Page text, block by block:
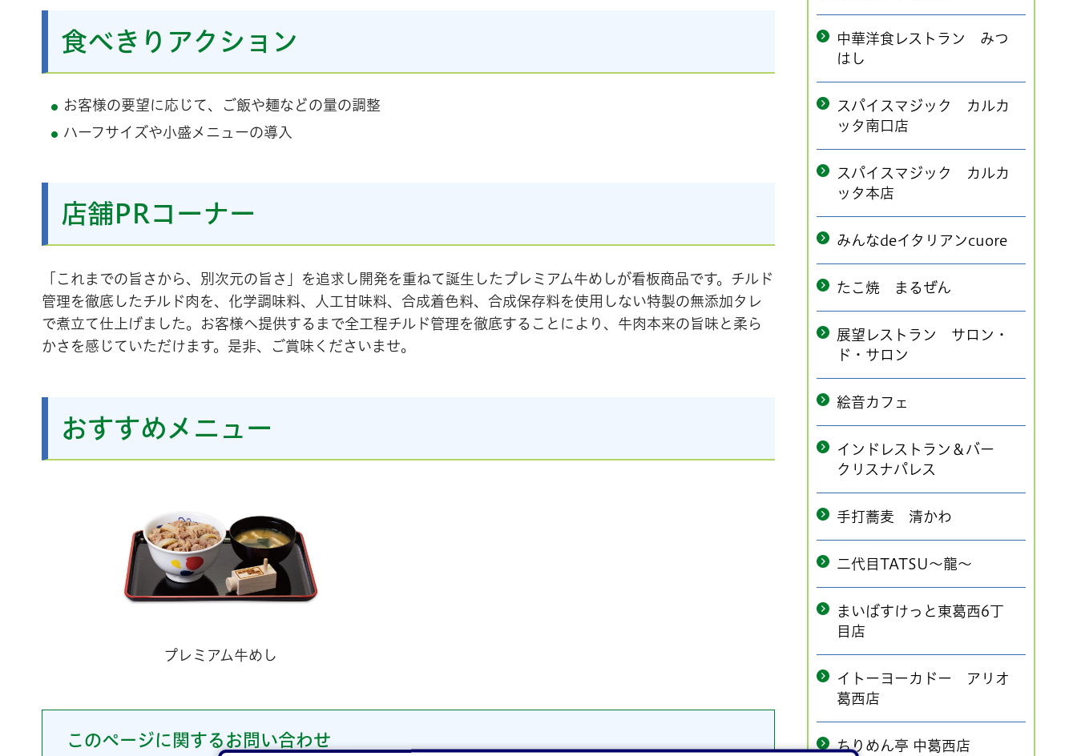
食べきりアクション
お客様の要望に応じて、ご飯や麺などの量の調整
ハーフサイズや小盛メニューの導入
店舗PRコーナー
「これまでの旨さから、別次元の旨さ」を追求し開発を重ねて誕生したプレミアム牛めしが看板商品です。チルド
管理を徹底したチルド肉を、化学調味料、人工甘味料、合成着色料、合成保存料を使用しない特製の無添加タレ
で煮立て仕上げました。お客様へ提供するまで全工程チルド管理を徹底することにより、牛肉本来の旨味と柔ら
かさを感じていただけます。是非、ご賞味くださいませ。
おすすめメニュー
プレミアム牛めし
このページに関するお問い合わせ
中華洋食レストラン みつ
はし
スパイスマジック カルカ
ッタ南口店
スパイスマジック カルカ
ッタ本店
みんなdeイタリアンcuore
たこ焼 まるぜん
展望レストラン サロン・
ド・サロン
絵音カフェ
インドレストラン＆バー
クリスナパレス
手打蕎麦 清かわ
二代目TATSU～龍～
まいばすけっと東葛西6丁
目店
イトーヨーカドー アリオ
葛西店
ちりめん亭 中葛西店